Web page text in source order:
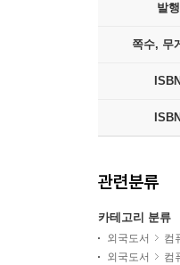
발
쪽수, 무
관련분류
카테고리 분류
외국도서 컴
외국도서
컴